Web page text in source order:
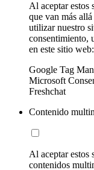
Al aceptar estos
que van más
utilizar nuestro
consentimiento,
en este sitio web:
Google Tag
Microsoft
Freshchat
Contenido
Al aceptar estos
contenidos